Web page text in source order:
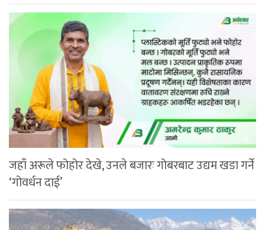
जहाँ अरूले फोहोर देखे, उनले बजारः गोबरबाट उद्यम खडा गर्ने
‘गोवर्धन दाई’